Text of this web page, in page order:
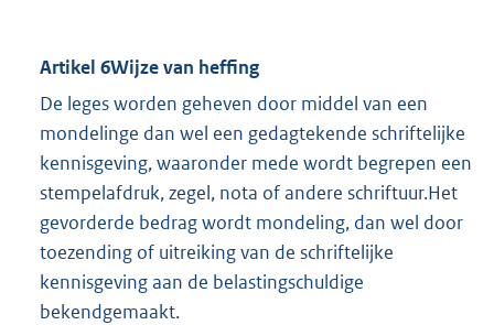
Artikel 6Wijze van heffing
De leges worden geheven door middel van een
mondelinge dan wel een gedagtekende schriftelijke
kennisgeving, waaronder mede wordt begrepen een
stempelafdruk, zegel, nota of andere schriftuur.Het
gevorderde bedrag wordt mondeling, dan wel door
toezending of uitreiking van de schriftelijke
kennisgeving aan de belastingschuldige
bekendgemaakt.